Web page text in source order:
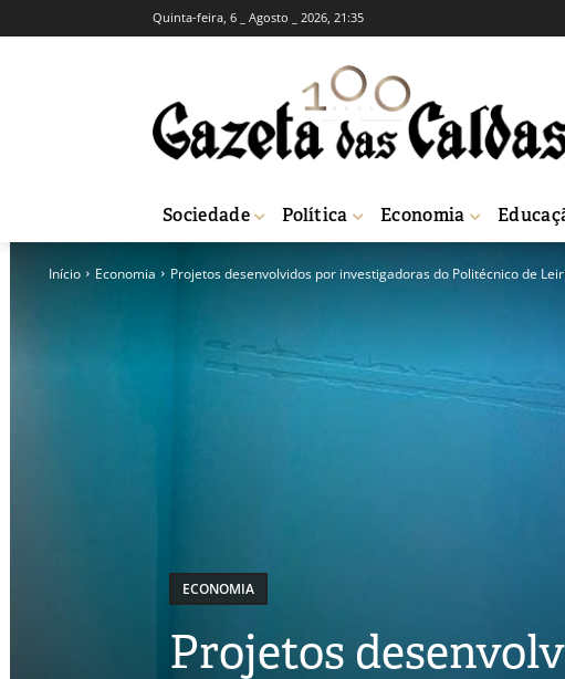
Quinta-feira, 6 _ Agosto _ 2026, 21:35
Sociedade Política Economia
Início Economia Projetos desenvolvidos por investigadoras do Politécnico de
ECONOMIA
Projetos